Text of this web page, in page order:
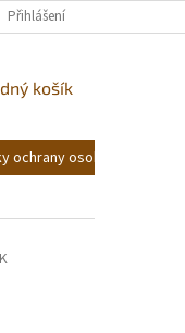
Přihlášení
košík
ochrany osobních údajů